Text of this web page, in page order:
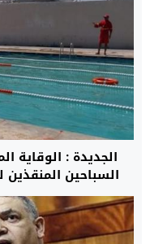
الجديدة : الوقاية
السباحين